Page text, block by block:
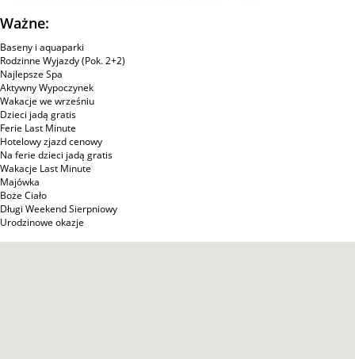
Ważne:
Baseny i aquaparki
Rodzinne Wyjazdy (Pok. 2+2)
Najlepsze Spa
Aktywny Wypoczynek
Wakacje we wrześniu
Dzieci jadą gratis
Ferie Last Minute
Hotelowy zjazd cenowy
Na ferie dzieci jadą gratis
Wakacje Last Minute
Majówka
Boże Ciało
Długi Weekend Sierpniowy
Urodzinowe okazje